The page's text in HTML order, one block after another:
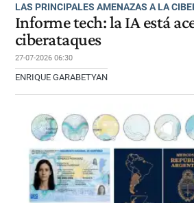
LAS PRINCIPALES AMENAZAS A LA
Informe tech: la IA está
ciberataques
27-07-2026 06:30
ENRIQUE GARABETYAN